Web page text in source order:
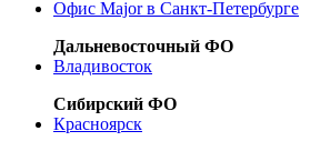
Офис Major в Санкт-Петербурге
Дальневосточный ФО
Владивосток
Сибирский ФО
Красноярск